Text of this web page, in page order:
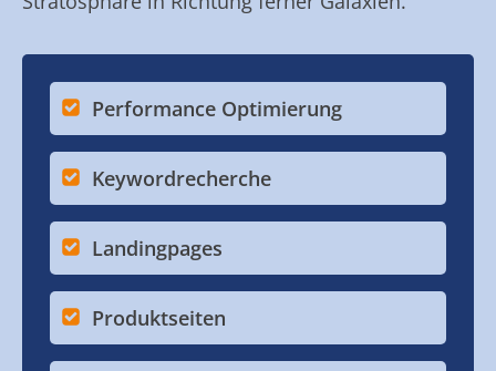
Performance Optimierung
Keywordrecherche
Landingpages
Produktseiten